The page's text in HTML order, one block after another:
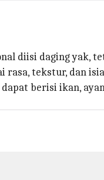
diisi daging yak,
rasa, tekstur, dan
berisi ikan,